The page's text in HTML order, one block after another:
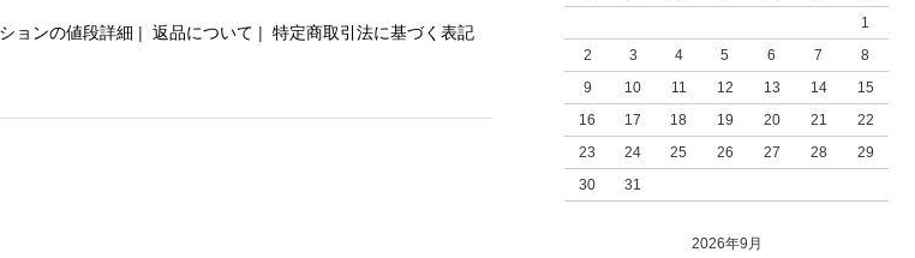
1
2
3 4 5 6 7
8
9
10 11 12 13 14
15
16
17 18 19 20 21
22
23
24 25 26 27 28
29
30
31
2026年9月
ョンの値段詳細 | 返品について | 特定商取引法に基づく表記